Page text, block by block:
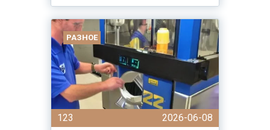
РАЗНОЕ
123
2026-06-08